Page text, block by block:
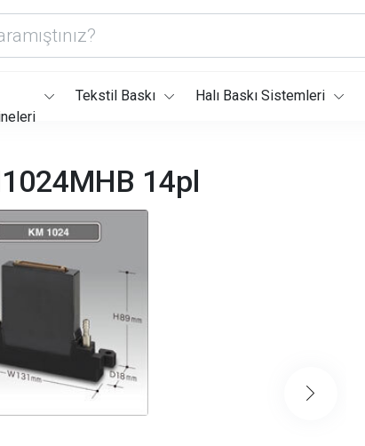
Tekstil Baskı Halı Baskı Sistemleri
14pl